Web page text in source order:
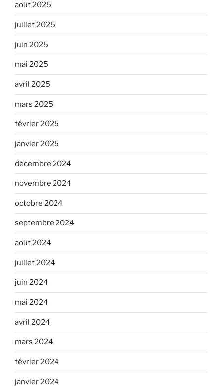
août 2025
juillet 2025
juin 2025
mai 2025
avril 2025
mars 2025
février 2025
janvier 2025
décembre 2024
novembre 2024
octobre 2024
septembre 2024
août 2024
juillet 2024
juin 2024
mai 2024
avril 2024
mars 2024
février 2024
janvier 2024